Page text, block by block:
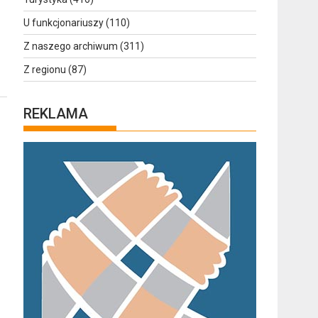
U funkcjonariuszy(110)
Z naszego archiwum (311)
Z regionu (87)
REKLAMA